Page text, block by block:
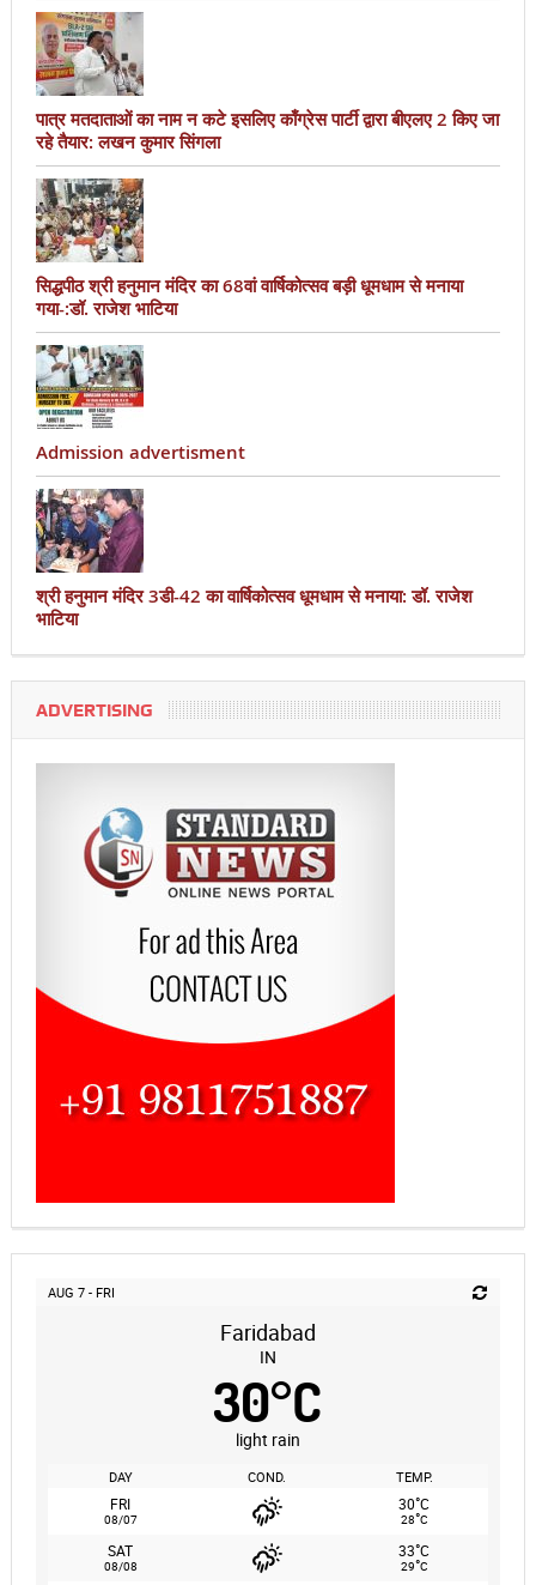
पात्र मतदाताओं का नाम न कटे इसलिए काँग्रेस पार्टी द्वारा बीएलए 2 किए जा
रहे तैयार: लखन कुमार सिंगला
सिद्धपीठ श्री हनुमान मंदिर का 68वां वार्षिकोत्सव बड़ी धूमधाम से मनाया
गया-:डॉ. राजेश भाटिया
Admission advertisment
श्री हनुमान मंदिर 3डी-42 का वार्षिकोत्सव धूमधाम से मनाया: डॉ. राजेश
भाटिया
ADVERTISING
AUG 7 - FRI
Faridabad
IN
30°C
light rain
DAY COND. TEMP.
FRI
08/07
30°C
28°C
SAT
08/08
33°C
29°C